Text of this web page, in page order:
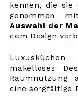
kennen, die sie
genommen
Auswahl der
dem Design
makelloses
Raumnutzung
eine sorgfältige